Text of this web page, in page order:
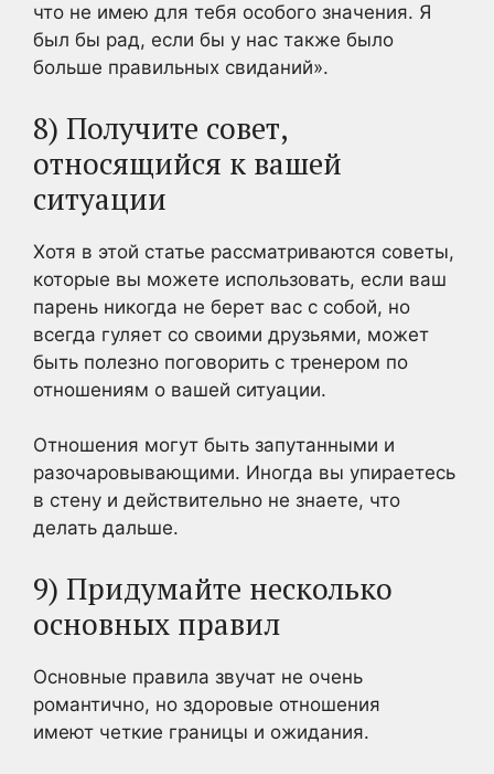
что не имею для тебя особого значения. Я
был бы рад, если бы у нас также было
больше правильных свиданий».
8) Получите совет,
относящийся к вашей
ситуации
Хотя в этой статье рассматриваются советы,
которые вы можете использовать, если ваш
парень никогда не берет вас с собой, но
всегда гуляет со своими друзьями, может
быть полезно поговорить с тренером по
отношениям о вашей ситуации.
Отношения могут быть запутанными и
разочаровывающими. Иногда вы упираетесь
в стену и действительно не знаете, что
делать дальше.
9) Придумайте несколько
основных правил
Основные правила звучат не очень
романтично, но здоровые отношения
имеют четкие границы и ожидания.